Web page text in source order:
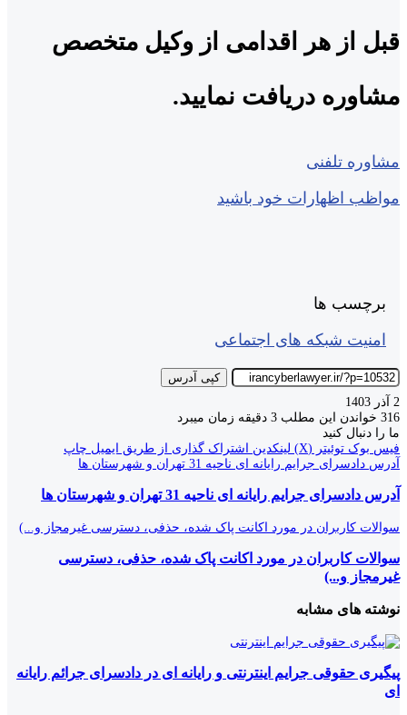
قبل از هر اقدامی از وکیل متخصص
مشاوره دریافت نمایید.
مشاوره تلفنی
مواظب اظهارات خود باشید
برچسب ها
امنیت شبکه های اجتماعی
کپی آدرس
2 آذر 1403
316 خواندن این مطلب 3 دقیقه زمان میبرد
ما را دنبال کنید
فیس بوک توئیتر (X) لینکدین اشتراک گذاری از طریق ایمیل چاپ
آدرس دادسرای جرایم رایانه ای ناحیه 31 تهران و شهرستان ها
آدرس دادسرای جرایم رایانه ای ناحیه 31 تهران و شهرستان ها
سوالات کاربران در مورد اکانت پاک شده، حذفی، دسترسی غیرمجاز و...)
سوالات کاربران در مورد اکانت پاک شده، حذفی، دسترسی
غیرمجاز و...)
نوشته های مشابه
پیگیری حقوقی جرایم اینترنتی و رایانه ای در دادسرای جرائم رایانه
ای